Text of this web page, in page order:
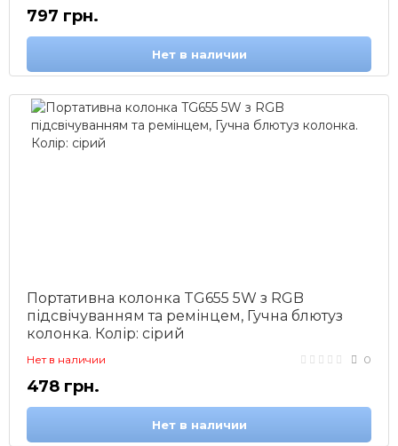
797 грн.
Нет в наличии
Портативна колонка TG655 5W з RGB
підсвічуванням та ремінцем, Гучна блютуз
колонка. Колір: сірий
Нет в наличии 0
478 грн.
Нет в наличии